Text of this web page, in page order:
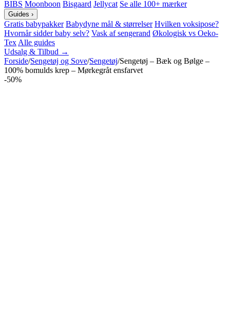
BIBS Moonboon Bisgaard Jellycat Se alle 100+ mærker
Guides ›
Gratis babypakker Babydyne mål & størrelser Hvilken voksipose?
Hvornår sidder baby selv? Vask af sengerand Økologisk vs Oeko-
Tex Alle guides
Udsalg & Tilbud →
Forside/Sengetøj og Sove/Sengetøj/Sengetøj – Bæk og Bølge –
100% bomulds krep – Mørkegråt ensfarvet
-50%